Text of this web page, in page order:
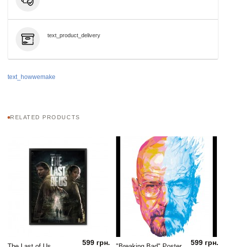
text_product_delivery
text_howwemake
RELATED PRODUCTS
599 грн. 599 грн.